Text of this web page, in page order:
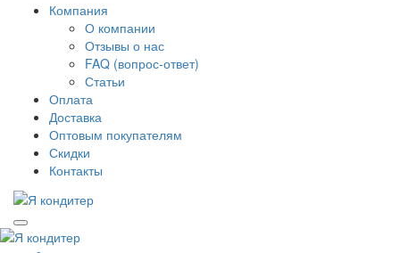
Компания
О компании
Отзывы о нас
FAQ (вопрос-ответ)
Статьи
Оплата
Доставка
Оптовым покупателям
Скидки
Контакты